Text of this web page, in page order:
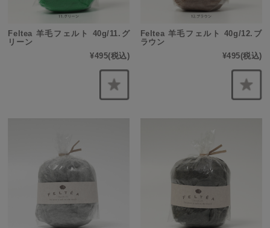
Feltea 羊毛フェルト 40g/11.グ
リーン
¥495(税込)
Feltea 羊毛フェルト 40g/12.ブ
ラウン
¥495(税込)